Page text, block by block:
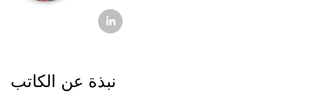
نبذة عن الكاتب